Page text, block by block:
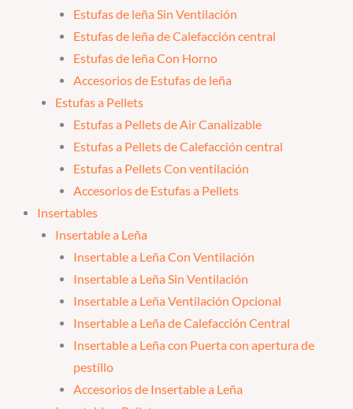
Estufas de leña Sin Ventilación
Estufas de leña de Calefacción central
Estufas de leña Con Horno
Accesorios de Estufas de leña
Estufas a Pellets
Estufas a Pellets de Air Canalizable
Estufas a Pellets de Calefacción central
Estufas a Pellets Con ventilación
Accesorios de Estufas a Pellets
Insertables
Insertable a Leña
Insertable a Leña Con Ventilación
Insertable a Leña Sin Ventilación
Insertable a Leña Ventilación Opcional
Insertable a Leña de Calefacción Central
Insertable a Leña con Puerta con apertura de
pestillo
Accesorios de Insertable a Leña